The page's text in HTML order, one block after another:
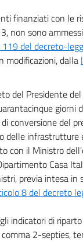
finanziati con le
non sono
del decreto-
modificazioni, dalla
del Presidente
giorni
conversione del
delle infrastrutture
con il Ministro
Casa
previa intesa in
8 del decreto
indicatori di
2-septies,